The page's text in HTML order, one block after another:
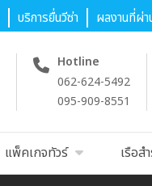
บริการยื่นวีซ่า ผลงานที่ผ่า
Hotline
062-624-5492
095-909-8551
แพ็คเกจทัวร์ เรือส